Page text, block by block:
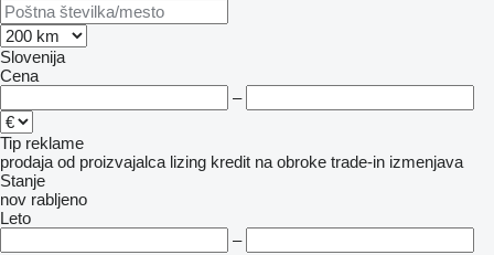
Slovenija
Cena
–
Tip reklame
prodaja od proizvajalca lizing kredit na obroke trade-in izmenjava
Stanje
nov rabljeno
Leto
–